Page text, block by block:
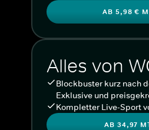
AB 5,98 €
Alles von
Blockbuster kurz nach
Exklusive und
Kompletter Live-Sport
AB 34,97